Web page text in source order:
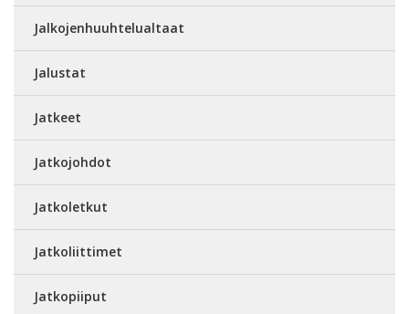
Jalkojenhuuhtelualtaat
Jalustat
Jatkeet
Jatkojohdot
Jatkoletkut
Jatkoliittimet
Jatkopiiput